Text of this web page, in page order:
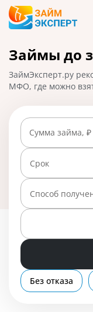
Карты
Кредиты
Ипотека
Займы
Вклады
Бизнес
Займы до
ЗаймЭксперт.ру
МФО, где можно
на карту
наличными в день
доступно 24
Сумма займа, ₽
Срок
Способ
Без отказа